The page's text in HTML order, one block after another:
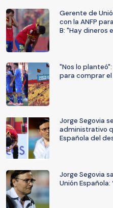
Gerente de
con la ANFP
B: "Hay dineros
"Nos lo
para comprar el
Jorge Segovia
administrativo
Española del
Jorge Segovia
Unión